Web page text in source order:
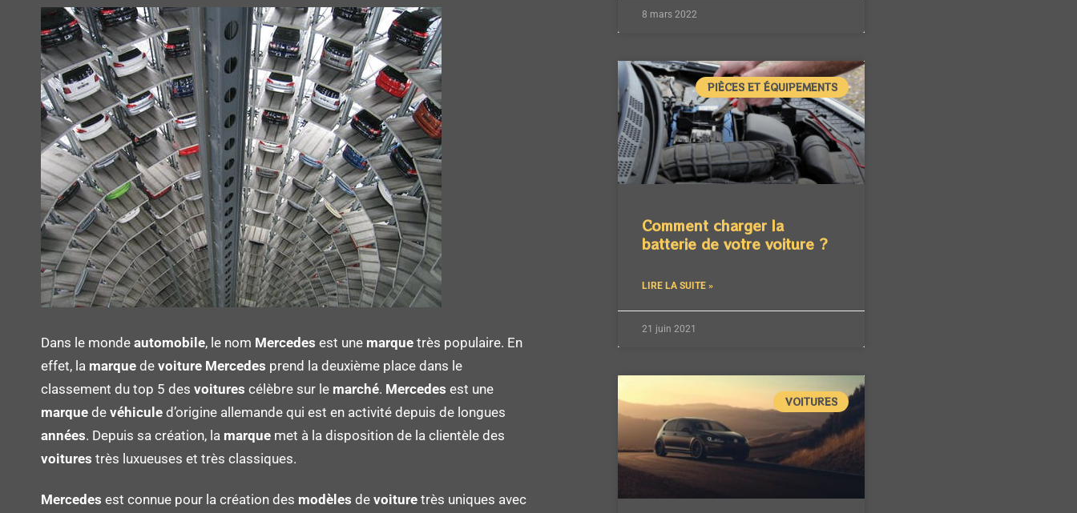
Dans le monde automobile, le nom Mercedes est une marque très populaire. En
effet, la marque de voiture Mercedes prend la deuxième place dans le
classement du top 5 des voitures célèbre sur le marché. Mercedes est une
marque de véhicule d’origine allemande qui est en activité depuis de longues
années. Depuis sa création, la marque met à la disposition de la clientèle des
voitures très luxueuses et très classiques.
Mercedes est connue pour la création des modèles de voiture très uniques avec
8 mars 2022
PIÈCES ET ÉQUIPEMENTS
Comment charger la
batterie de votre voiture ?
LIRE LA SUITE »
21 juin 2021
VOITURES